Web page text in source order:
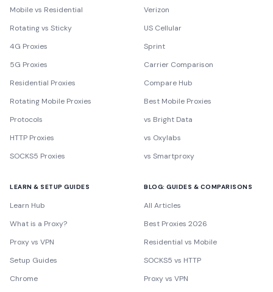
Mobile vs Residential
Rotating vs Sticky
4G Proxies
5G Proxies
Residential Proxies
Rotating Mobile Proxies
Protocols
HTTP Proxies
SOCKS5 Proxies
Verizon
US Cellular
Sprint
Carrier Comparison
Compare Hub
Best Mobile Proxies
vs Bright Data
vs Oxylabs
vs Smartproxy
LEARN & SETUP GUIDES
Learn Hub
What is a Proxy?
Proxy vs VPN
Setup Guides
Chrome
BLOG: GUIDES & COMPARISONS
All Articles
Best Proxies 2026
Residential vs Mobile
SOCKS5 vs HTTP
Proxy vs VPN